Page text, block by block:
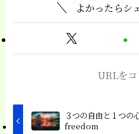
よかったらシ
URLをコ
３つの自由と１つ
freedom